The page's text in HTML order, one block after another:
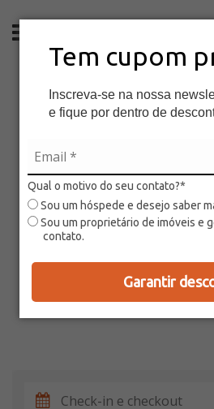
Tem cupom
Inscreva-se na nossa
e fique por dentro de
Qual o motivo do seu contato?*
Sou um hóspede e desejo saber
Sou um proprietário de imóveis e
contato.
Garantir